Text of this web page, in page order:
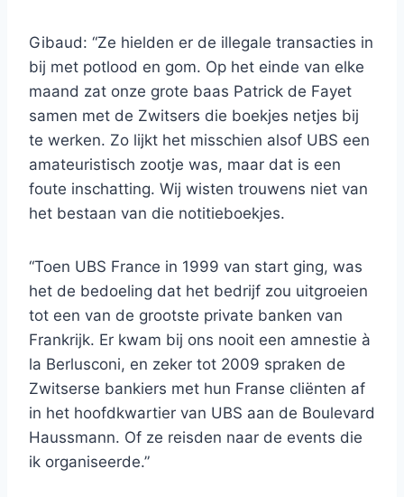
Gibaud: “Ze hielden er de illegale transacties in
bij met potlood en gom. Op het einde van elke
maand zat onze grote baas Patrick de Fayet
samen met de Zwitsers die boekjes netjes bij
te werken. Zo lijkt het misschien alsof UBS een
amateuristisch zootje was, maar dat is een
foute inschatting. Wij wisten trouwens niet van
het bestaan van die notitieboekjes.
“Toen UBS France in 1999 van start ging, was
het de bedoeling dat het bedrijf zou uitgroeien
tot een van de grootste private banken van
Frankrijk. Er kwam bij ons nooit een amnestie à
la Berlusconi, en zeker tot 2009 spraken de
Zwitserse bankiers met hun Franse cliënten af
in het hoofdkwartier van UBS aan de Boulevard
Haussmann. Of ze reisden naar de events die
ik organiseerde.”